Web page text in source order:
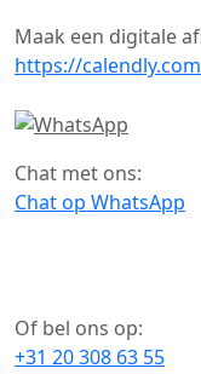
Maak een digitale
https://
Chat met ons:
Chat op WhatsApp
Of bel ons op:
+31 20 308 63 55